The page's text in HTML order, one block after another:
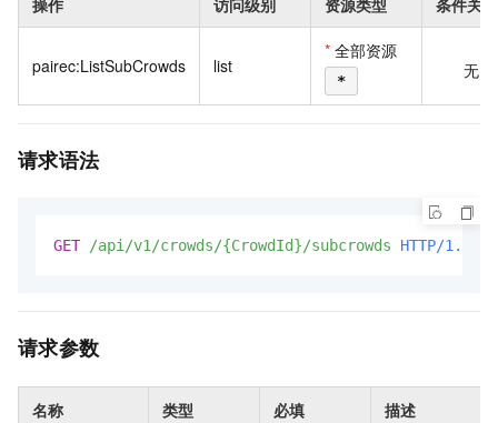
操作 访问级别 资源类型 条件关
pairec:ListSubCrowds list
* 全部资源
* 无
请求语法
GET /api/v1/crowds/{CrowdId}/subcrowds HTTP/1.1
请求参数
名称 类型 必填 描述